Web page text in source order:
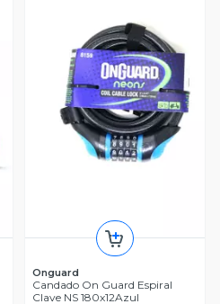
Onguard
Candado On Guard Espiral
Clave NS 180x12Azul